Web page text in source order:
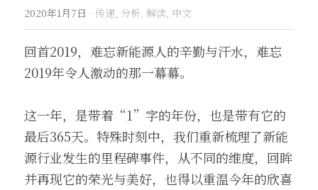
2020年1月7日 · 传递, 分析, 解读, 中文
回首2019，难忘新能源人的辛勤与汗水，难忘
2019年令人激动的那一幕幕。
这一年，是带着“1”字的年份，也是带有它的
最后365天。特殊时刻中，我们重新梳理了新能
源行业发生的里程碑事件，从不同的维度，回眸
并再现它的荣光与美好，也得以重温今年的欣喜